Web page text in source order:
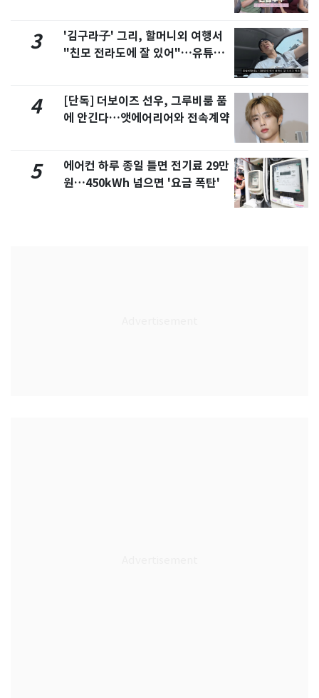
3
'김구라子' 그리, 할머니외 여행서
"친모 전라도에 잘 있어"…유튜브
4
[단독] 더보이즈 선우, 그루비룸 품
에 안긴다…앳에어리어와 전속계약
5
에어컨 하루 종일 틀면 전기료 29만
원…450kWh 넘으면 '요금 폭탄'